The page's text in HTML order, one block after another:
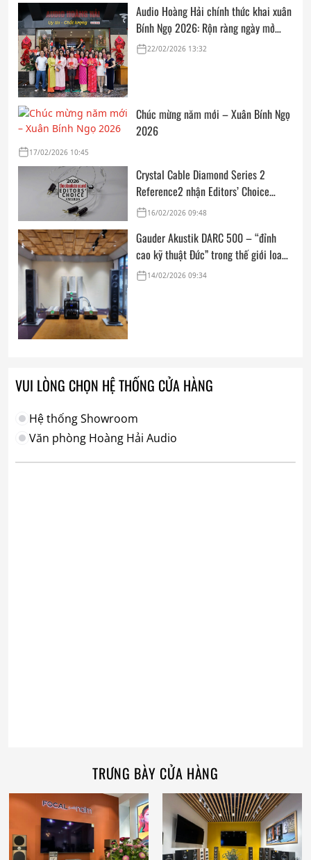
Audio Hoàng Hải chính thức khai xuân
Bính Ngọ 2026: Rộn ràng ngày mở
cửa, trọn vẹn lời chúc đầu năm
22/02/2026 13:32
Chúc mừng năm mới – Xuân Bính Ngọ
2026
17/02/2026 10:45
Crystal Cable Diamond Series 2
Reference2 nhận Editors’ Choice
Award: Dedicated Audio 2026 từ The
16/02/2026 09:48
Gauder Akustik DARC 500 – “đỉnh
cao kỹ thuật Đức” trong thế giới loa
hi-end tham chiếu
14/02/2026 09:34
VUI LÒNG CHỌN HỆ THỐNG CỬA HÀNG
Hệ thống Showroom
Văn phòng Hoàng Hải Audio
TRƯNG BÀY CỬA HÀNG